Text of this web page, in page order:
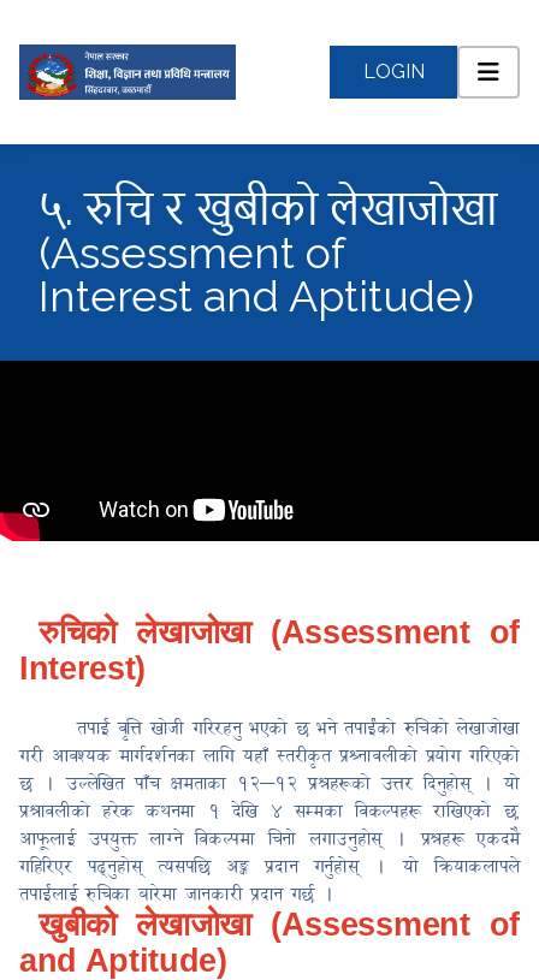
LOGIN
५. रुचि र खुबीको लेखाजोखा
(Assessment of
Interest and Aptitude)
रुचिको लेखाजोखा (Assessment of
Interest)
तपाईं वृत्ति खोजी गरिरहनु भएको छ भने तपाईँको रुचिको लेखाजोखा
गरी आवश्यक मार्गदर्शनका लागि यहाँ स्तरीकृत प्रश्र्नावलीको प्रयोग गरिएको
छ । उल्लेखित पाँच क्षमताका १२–१२ प्रश्नहरूको उत्तर दिनुहोस् । यो
प्रश्नावलीको हरेक कथनमा १ देखि ४ सम्मका विकल्पहरू राखिएको छ,
आफूलाई उपयुक्त लाग्ने विकल्पमा चिनो लगाउनुहोस् । प्रश्नहरू एकदमै
गहिरिएर पढ्नुहोस् त्यसपछि अङ्क प्रदान गर्नुहोस् । यो क्रियाकलापले
तपाईंलाई रुचिका बारेमा जानकारी प्रदान गर्छ ।
खुबीको लेखाजोखा (Assessment of
and Aptitude)